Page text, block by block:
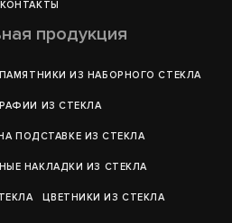
КОНТАКТЫ
продукция
ПАМЯТНИКИ ИЗ НАБОРНОГО СТЕКЛА
ИЗ СТЕКЛА
ПОДСТАВКЕ ИЗ СТЕКЛА
НАКЛАДКИ ИЗ СТЕКЛА
ЦВЕТНИКИ ИЗ СТЕКЛА